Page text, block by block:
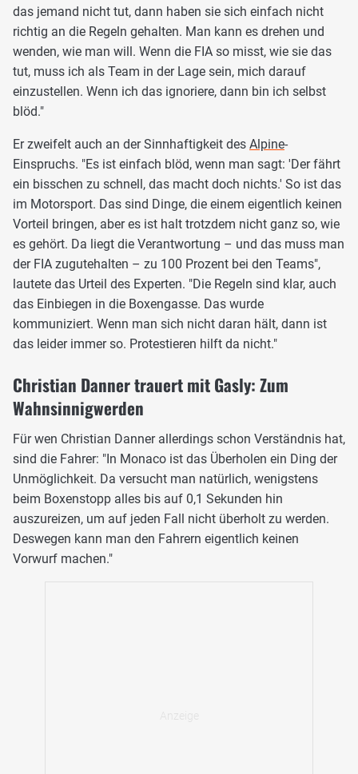
das jemand nicht tut, dann haben sie sich einfach nicht
richtig an die Regeln gehalten. Man kann es drehen und
wenden, wie man will. Wenn die FIA so misst, wie sie das
tut, muss ich als Team in der Lage sein, mich darauf
einzustellen. Wenn ich das ignoriere, dann bin ich selbst
blöd."
Er zweifelt auch an der Sinnhaftigkeit des Alpine-
Einspruchs. "Es ist einfach blöd, wenn man sagt: 'Der fährt
ein bisschen zu schnell, das macht doch nichts.' So ist das
im Motorsport. Das sind Dinge, die einem eigentlich keinen
Vorteil bringen, aber es ist halt trotzdem nicht ganz so, wie
es gehört. Da liegt die Verantwortung – und das muss man
der FIA zugutehalten – zu 100 Prozent bei den Teams",
lautete das Urteil des Experten. "Die Regeln sind klar, auch
das Einbiegen in die Boxengasse. Das wurde
kommuniziert. Wenn man sich nicht daran hält, dann ist
das leider immer so. Protestieren hilft da nicht."
Christian Danner trauert mit Gasly: Zum
Wahnsinnigwerden
Für wen Christian Danner allerdings schon Verständnis hat,
sind die Fahrer: "In Monaco ist das Überholen ein Ding der
Unmöglichkeit. Da versucht man natürlich, wenigstens
beim Boxenstopp alles bis auf 0,1 Sekunden hin
auszureizen, um auf jeden Fall nicht überholt zu werden.
Deswegen kann man den Fahrern eigentlich keinen
Vorwurf machen."